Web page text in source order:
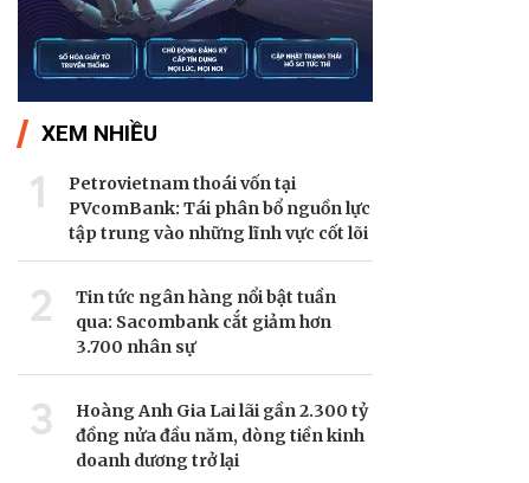
XEM NHIỀU
1
Petrovietnam thoái vốn tại
PVcomBank: Tái phân bổ nguồn lực
tập trung vào những lĩnh vực cốt lõi
2
Tin tức ngân hàng nổi bật tuần
qua: Sacombank cắt giảm hơn
3.700 nhân sự
3
Hoàng Anh Gia Lai lãi gần 2.300 tỷ
đồng nửa đầu năm, dòng tiền kinh
doanh dương trở lại